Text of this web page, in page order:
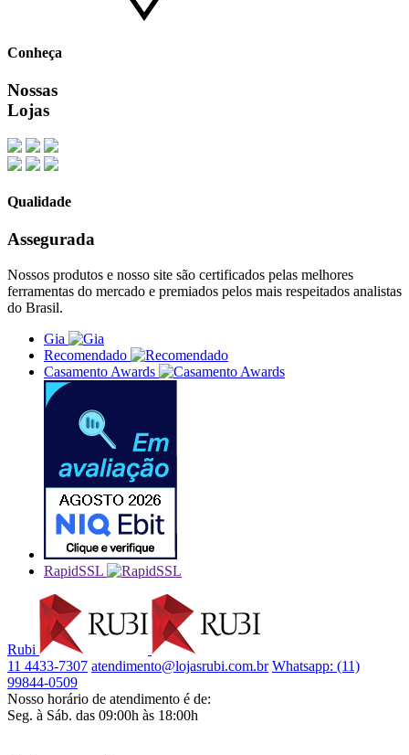
Conheça
Nossas
Lojas
Qualidade
Assegurada
Nossos produtos e nosso site são certificados pelas melhores
ferramentas do mercado e premiados pelos mais respeitados analistas
do Brasil.
Gia
Recomendado
Casamento Awards
RapidSSL
Rubi
11 4433-7307 atendimento@lojasrubi.com.br Whatsapp: (11)
99844-0509
Nosso horário de atendimento é de:
Seg. à Sáb. das 09:00h às 18:00h